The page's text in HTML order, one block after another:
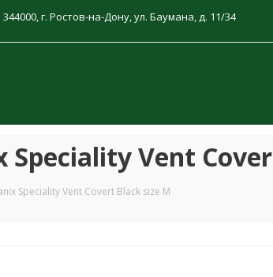
344000, г. Ростов-на-Дону, ул. Баумана, д. 11/34
Vent
Speciality Vent Covert Black size M